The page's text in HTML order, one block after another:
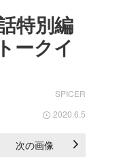
特別編
ークイ
SPICER
2020.6.5
次の画像